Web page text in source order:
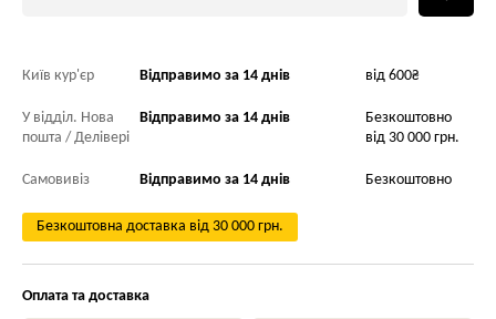
Київ кур'єр Відправимо за 14 днів від 600₴
У відділ. Нова
пошта / Делівері
Відправимо за 14 днів
Безкоштовно
від 30 000 грн.
Самовивіз Відправимо за 14 днів Безкоштовно
Безкоштовна доставка від 30 000 грн.
Оплата та доставка